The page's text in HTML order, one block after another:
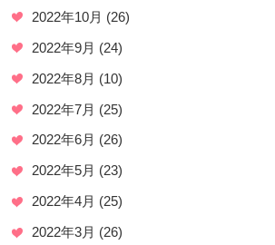
2022年10月 (26)
2022年9月 (24)
2022年8月 (10)
2022年7月 (25)
2022年6月 (26)
2022年5月 (23)
2022年4月 (25)
2022年3月 (26)